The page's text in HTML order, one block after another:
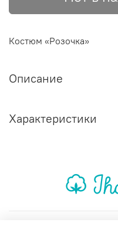
Костюм «Розочка»
Описание
Характеристики